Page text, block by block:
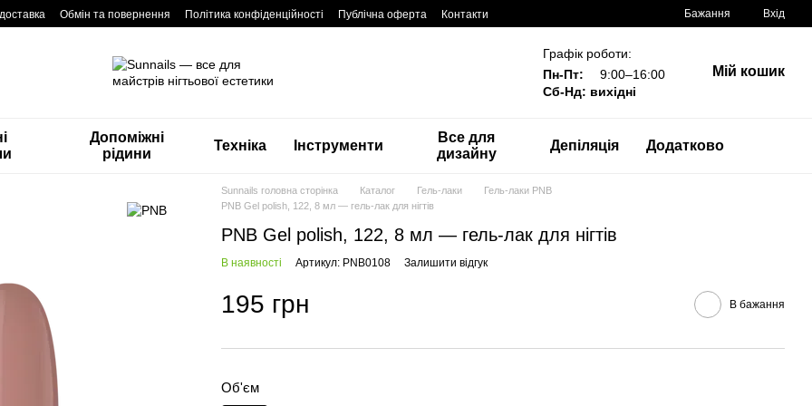
Обмін та повернення Політика конфіденційності Публічна оферта Контакти Бажання Вхід
Графік роботи:
Пн-Пт:
9:00–16:00
Сб-Нд: вихідні
Мій кошик
Допоміжні
рідини
Техніка Інструменти
Все для
дизайну
Депіляція Додатково
Sunnails головна сторінка Каталог Гель-лаки
Гель-лаки PNB
PNB Gel polish, 122, 8 мл — гель-лак для нігтів
PNB Gel polish, 122, 8 мл — гель-лак для нігтів
В наявності Артикул: PNB0108 Залишити відгук
195 грн В бажання
Об'єм